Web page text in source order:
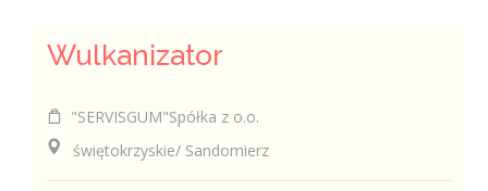
Wulkanizator
"SERVISGUM"Spółka z o.o.
świętokrzyskie/ Sandomierz